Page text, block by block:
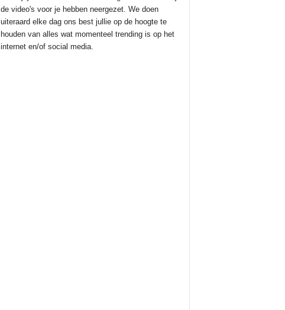
de video's voor je hebben neergezet. We doen
uiteraard elke dag ons best jullie op de hoogte te
houden van alles wat momenteel trending is op het
internet en/of social media.